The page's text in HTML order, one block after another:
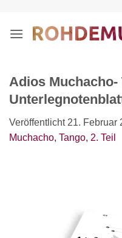
springen
Adios Muchacho-
Veröffentlicht 21. Februar
Muchacho, Tango, 2. Teil